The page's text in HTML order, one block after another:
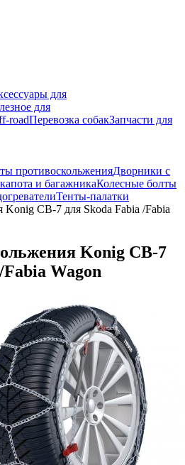
для
для
roadПеревозка собакЗапчасти для
противоскольженияДворники с
и багажникаКолесные болты
Тенты-палатки
CB-7 для Skoda Fabia /Fabia
Konig CB-7
Wagon